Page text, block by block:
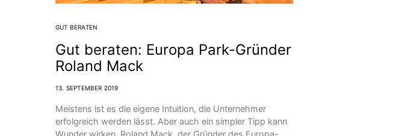
GUT BERATEN
Gut beraten: Europa Park-Gründer
Roland Mack
13. SEPTEMBER 2019
Meistens ist es die eigene Intuition, die Unternehmer
erfolgreich werden lässt. Aber auch ein simpler Tipp kann